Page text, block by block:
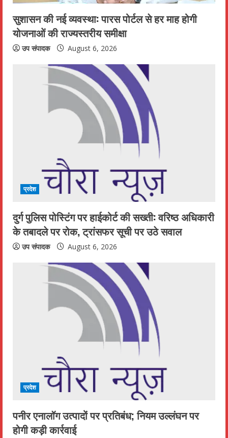
n
g
सुशासन की नई व्यवस्था: पारस पोर्टल से हर माह होगी
योजनाओं की राज्यस्तरीय समीक्षा
उप संपादक August 6, 2026
प्रदेश
दुर्ग पुलिस पोस्टिंग पर हाईकोर्ट की सख्ती: वरिष्ठ अधिकारी
के तबादले पर रोक, ट्रांसफर सूची पर उठे सवाल
उप संपादक August 6, 2026
प्रदेश
पनीर एनालॉग उत्पादों पर प्रतिबंध; नियम उल्लंघन पर
होगी कड़ी कार्रवाई